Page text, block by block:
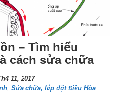
– Tìm hiểu
cách sửa chữa
11, 2017
Sửa chữa, lắp đặt Điều Hòa